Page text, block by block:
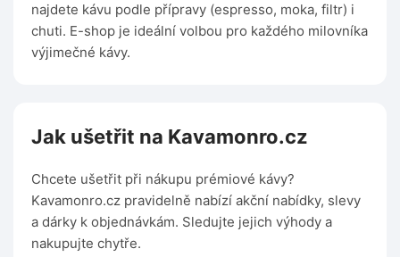
najdete kávu podle přípravy (espresso, moka, filtr) i
chuti. E-shop je ideální volbou pro každého milovníka
výjimečné kávy.
Jak ušetřit na Kavamonro.cz
Chcete ušetřit při nákupu prémiové kávy?
Kavamonro.cz pravidelně nabízí akční nabídky, slevy
a dárky k objednávkám. Sledujte jejich výhody a
nakupujte chytře.